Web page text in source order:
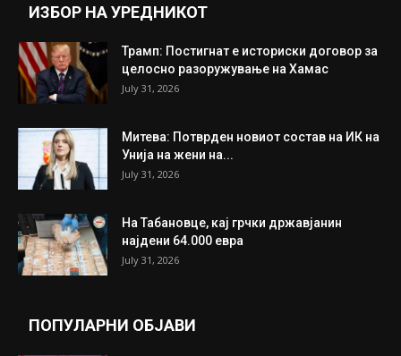
ИЗБОР НА УРЕДНИКОТ
Трамп: Постигнат е историски договор за
целосно разоружување на Хамас
July 31, 2026
Митева: Потврден новиот состав на ИК на
Унија на жени на...
July 31, 2026
На Табановце, кај грчки државјанин
најдени 64.000 евра
July 31, 2026
ПОПУЛАРНИ ОБЈАВИ